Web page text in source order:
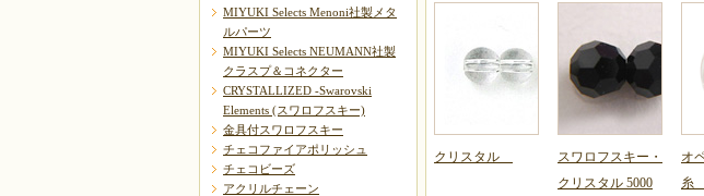
クリスタル
スワロフスキー・
クリスタル 5000
オ
MIYUKI Selects Menoni社製メタ
ルパーツ
MIYUKI Selects NEUMANN社製
クラスプ＆コネクター
CRYSTALLIZED -Swarovski
Elements (スワロフスキー)
金具付スワロフスキー
チェコファイアポリッシュ
チェコビーズ
アクリルチェーン